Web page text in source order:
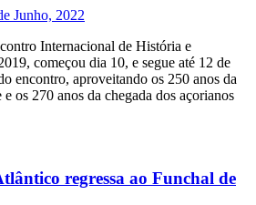
Junho, 2022
Internacional de História e
começou dia 10, e segue até 12 de
encontro, aproveitando os 250 anos da
os 270 anos da chegada dos açorianos
regressa ao Funchal de